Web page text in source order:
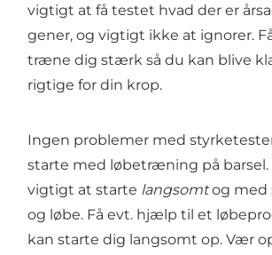
vigtigt at få testet hvad der er
gener, og vigtigt ikke at ignorer.
træne dig stærk så du kan blive
rigtige for din krop.
Ingen problemer med
starte med løbetræning på barsel.
vigtigt at starte langsomtog med
og løbe. Få evt. hjælp til et
kan starte dig langsomt op. Vær